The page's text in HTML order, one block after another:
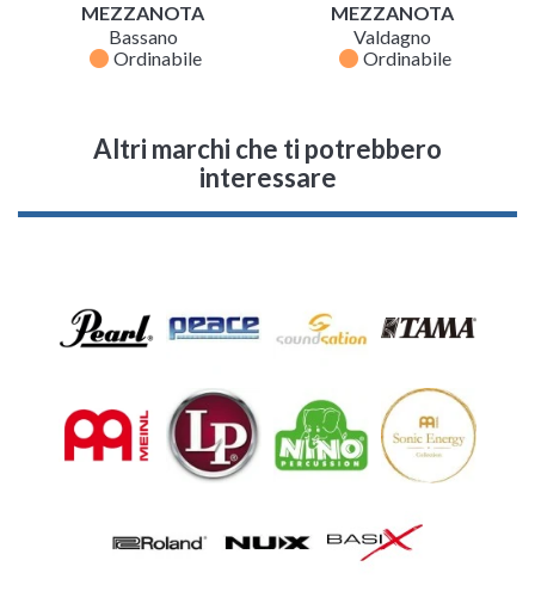
MEZZANOTA
Bassano
fiber_manual_record Ordinabile
MEZZANOTA
Valdagno
fiber_manual_record Ordinabile
Altri marchi che ti potrebbero
interessare